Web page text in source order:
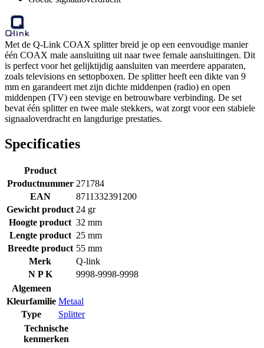
Met de Q-Link COAX splitter breid je op een eenvoudige manier
één COAX male aansluiting uit naar twee female aansluitingen. Dit
is perfect voor het gelijktijdig aansluiten van meerdere apparaten,
zoals televisions en settopboxen. De splitter heeft een dikte van 9
mm en garandeert met zijn dichte middenpen (radio) en open
middenpen (TV) een stevige en betrouwbare verbinding. De set
bevat één splitter en twee male stekkers, wat zorgt voor een stabiele
signaaloverdracht en langdurige prestaties.
Specificaties
Product
Productnummer 271784
EAN
8711332391200
Gewicht product 24 gr
Hoogte product 32 mm
Lengte product 25 mm
Breedte product 55 mm
Merk
Q-link
N P K
9998-9998-9998
Algemeen
Kleurfamilie Metaal
Type
Splitter
Technische
kenmerken